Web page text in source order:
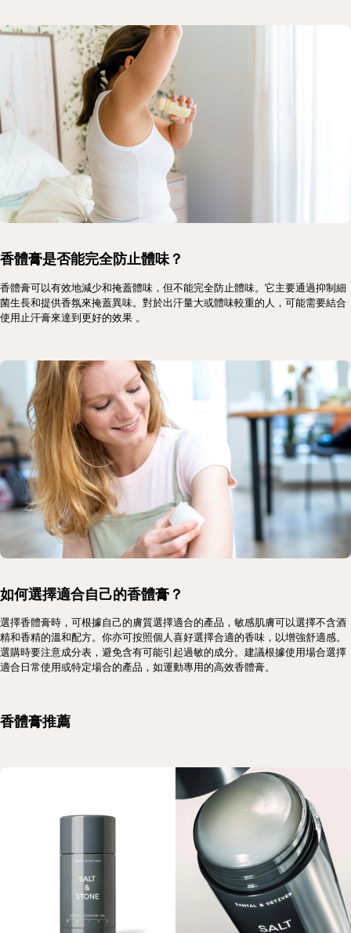
香體膏是否能完全防止體味？
香體膏可以有效地減少和掩蓋體味，但不能完全防止體味。它主要通過抑制細
菌生長和提供香氛來掩蓋異味。對於出汗量大或體味較重的人，可能需要結合
使用止汗膏來達到更好的效果​ 。
如何選擇適合自己的香體膏？
選擇香體膏時，可根據自己的膚質選擇適合的產品，敏感肌膚可以選擇不含酒
精和香精的溫和配方。你亦可按照個人喜好選擇合適的香味，以增強舒適感。
選購時要注意成分表，避免含有可能引起過敏的成分。建議根據使用場合選擇
適合日常使用或特定場合的產品，如運動專用的高效香體膏。
香體膏推薦